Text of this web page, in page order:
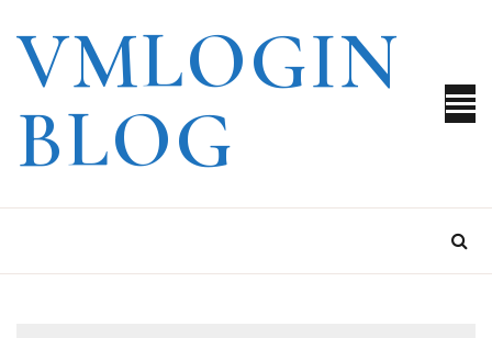
content
VMLOGIN
BLOG